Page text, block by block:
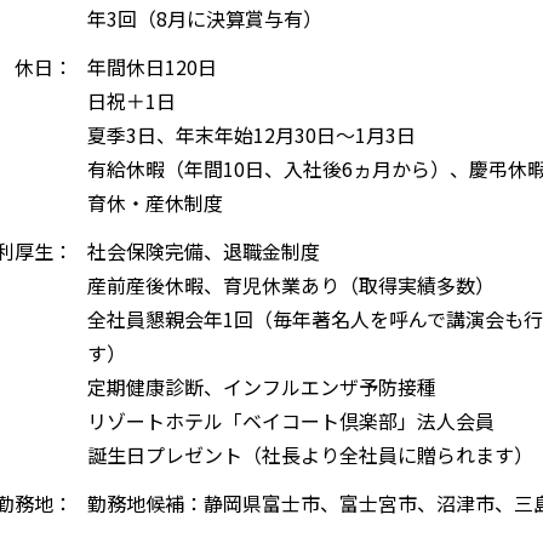
年3回（8月に決算賞与有）
休日：
年間休日120日
日祝＋1日
夏季3日、年末年始12月30日～1月3日
有給休暇（年間10日、入社後6ヵ月から）、慶弔休
育休・産休制度
厚生：
社会保険完備、退職金制度
産前産後休暇、育児休業あり（取得実績多数）
全社員懇親会年1回（毎年著名人を呼んで講演会も
す）
定期健康診断、インフルエンザ予防接種
リゾートホテル「ベイコート倶楽部」法人会員
誕生日プレゼント（社長より全社員に贈られます）
務地：
勤務地候補：静岡県富士市、富士宮市、沼津市、三